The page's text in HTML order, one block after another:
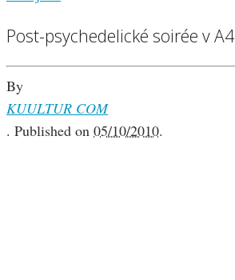
Post-psychedelické soirée v A4
By
KUULTUR COM
. Published on 05/10/2010.